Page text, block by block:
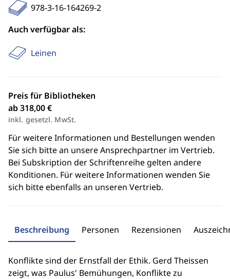
978-3-16-164269-2
Auch verfügbar als:
Leinen
Preis für Bibliotheken
ab 318,00 €
inkl. gesetzl. MwSt.
Für weitere Informationen und Bestellungen wenden
Sie sich bitte an unsere Ansprechpartner im Vertrieb.
Bei Subskription der Schriftenreihe gelten andere
Konditionen. Für weitere Informationen wenden Sie
sich bitte ebenfalls an unseren Vertrieb.
Beschreibung Personen Rezensionen
Konflikte sind der Ernstfall der Ethik. Gerd Theissen
zeigt, was Paulus' Bemühungen, Konflikte zu